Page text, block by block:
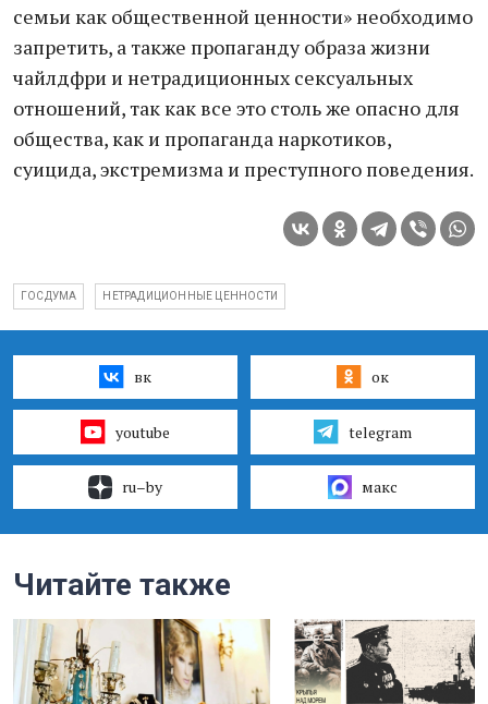
семьи как общественной ценности» необходимо
запретить, а также пропаганду образа жизни
чайлдфри и нетрадиционных сексуальных
отношений, так как все это столь же опасно для
общества, как и пропаганда наркотиков,
суицида, экстремизма и преступного поведения.
ГОСДУМА НЕТРАДИЦИОННЫЕ ЦЕННОСТИ
вк ок
youtube telegram
ru–by макс
Читайте также